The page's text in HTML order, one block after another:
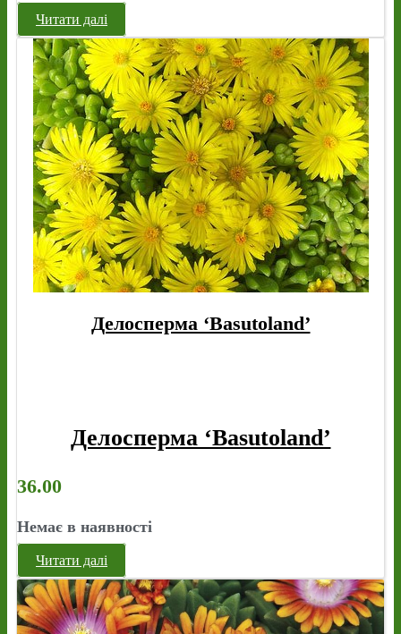
Читати далі
Делосперма ‘Basutoland’
Делосперма ‘Basutoland’
36.00
Немає в наявності
Читати далі